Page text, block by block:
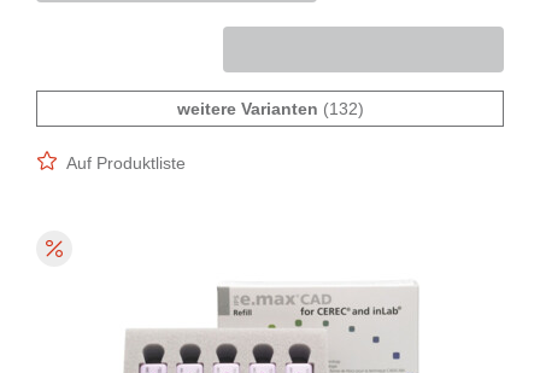
weitere Varianten (132)
Auf Produktliste